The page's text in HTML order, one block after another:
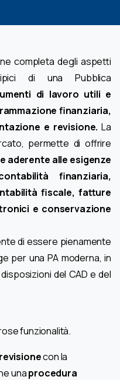
completa degli aspetti
di una Pubblica
di lavoro utili e
finanziaria,
e revisione. La
permette di offrire
aderente alle esigenze
finanziaria,
fiscale, fatture
e conservazione
di essere pienamente
per una PA moderna, in
del CAD e del
funzionalità.
con la
unaprocedura